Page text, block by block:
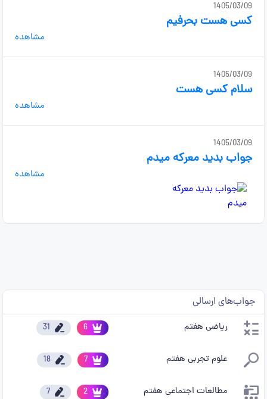
1405/03/09
کسی هست بحرفیم
مشاهده
1405/03/09
سلام کسی هست
مشاهده
1405/03/09
جواب بدید معرکه میدم
مشاهده
جواب‌های ارسالی
ریاضی هفتم 6
31
علوم تجربی هفتم 7
18
مطالعات اجتماعی هفتم 2
7